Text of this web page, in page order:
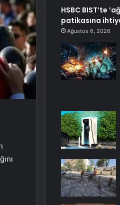
HSBC BIST’te
patikasına
Ağustos 6, 2026